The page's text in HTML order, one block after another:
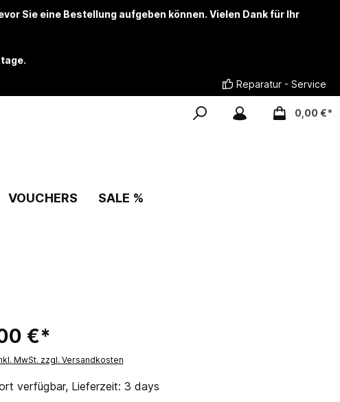
Sie eine Bestellung aufgeben können. Vielen Dank für Ihr
Reparatur - Service
0,00 €*
VOUCHERS SALE %
€*
MwSt. zzgl. Versandkosten
verfügbar, Lieferzeit: 3 days